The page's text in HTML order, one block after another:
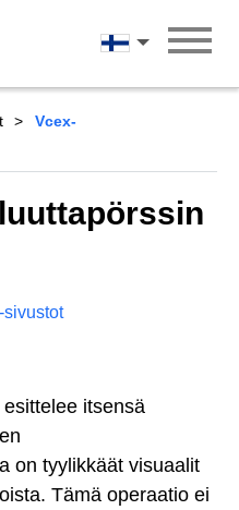
Suomi
Vcex-
sivustot
itsensä
on tyylikkäät visuaalit
Tämä operaatio ei